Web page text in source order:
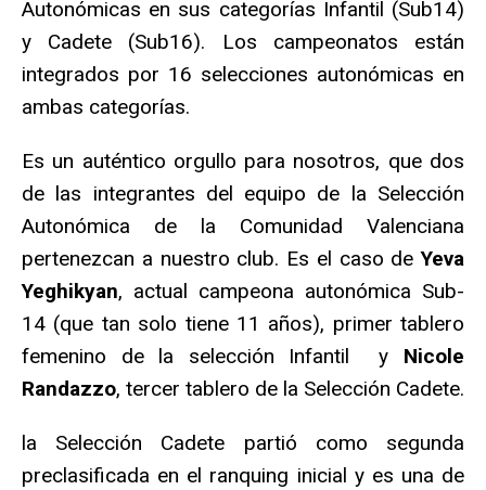
Autonómicas en sus categorías Infantil (Sub14)
y Cadete (Sub16). Los campeonatos están
integrados por 16 selecciones autonómicas en
ambas categorías.
Es un auténtico orgullo para nosotros, que dos
de las integrantes del equipo de la Selección
Autonómica de la Comunidad Valenciana
pertenezcan a nuestro club. Es el caso deYeva
Yeghikyan, actual campeona autonómica Sub-
14 (que tan solo tiene 11 años), primer tablero
femenino de la selección Infantil y Nicole
Randazzo, tercer tablero de la Selección Cadete.
la Selección Cadete partió como segunda
preclasificada en el ranquing inicial y es una de